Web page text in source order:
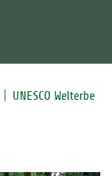
UNESCO Welterbe